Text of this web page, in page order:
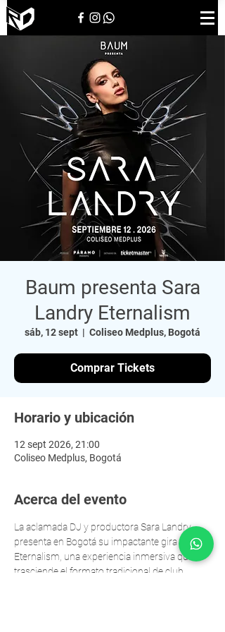
Baum presenta Sara
Landry Eternalism
sáb, 12 sept
  |
Coliseo Medplus, Bogotá
Comprar Tickets
Horario y ubicación
12 sept 2026, 21:00
Coliseo Medplus, Bogotá
Acerca del evento
La aclamada DJ y productora Sara Landry
presenta en Bogotá su impactante gira
Eternalism, una experiencia inmersiva que
trasciende el formato tradicional de club.